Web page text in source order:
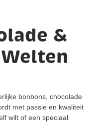
&
bonbons, chocolade
met passie en kwaliteit
wilt of een speciaal